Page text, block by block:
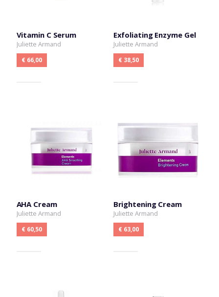
Vitamin C Serum
Juliette Armand
€ 66,00
Exfoliating Enzyme Gel
Juliette Armand
€ 38,50
AHA Cream
Juliette Armand
€ 60,50
Brightening Cream
Juliette Armand
€ 63,00